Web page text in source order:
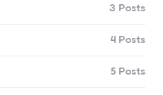
3 Posts
4 Posts
5 Posts